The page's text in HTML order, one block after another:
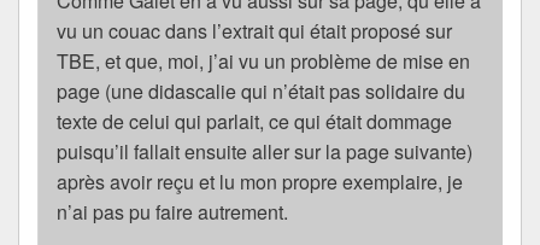
vu un couac dans l’extrait qui était proposé sur
TBE, et que, moi, j’ai vu un problème de mise en
page (une didascalie qui n’était pas solidaire du
texte de celui qui parlait, ce qui était dommage
puisqu’il fallait ensuite aller sur la page suivante)
après avoir reçu et lu mon propre exemplaire, je
n’ai pas pu faire autrement.